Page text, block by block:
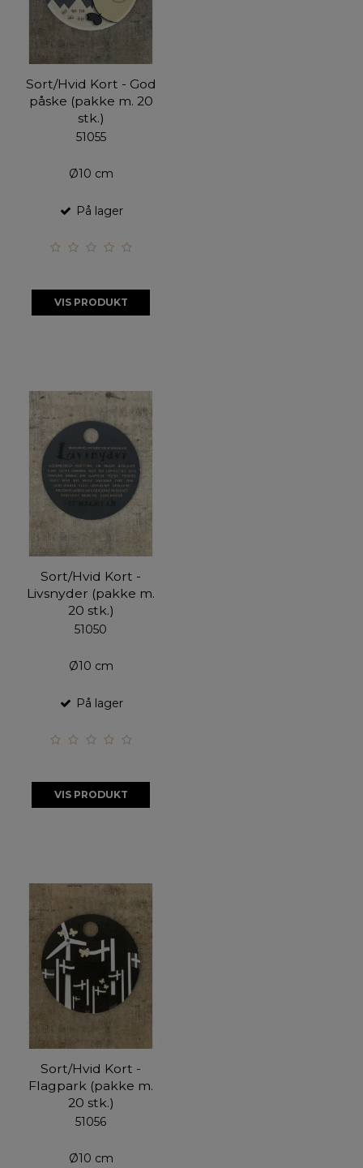
Sort/Hvid Kort - God
påske (pakke m. 20
stk.)
51055
Ø10 cm
På lager
VIS PRODUKT
Sort/Hvid Kort -
Livsnyder (pakke m.
20 stk.)
51050
Ø10 cm
På lager
VIS PRODUKT
Sort/Hvid Kort -
Flagpark (pakke m.
20 stk.)
51056
Ø10 cm